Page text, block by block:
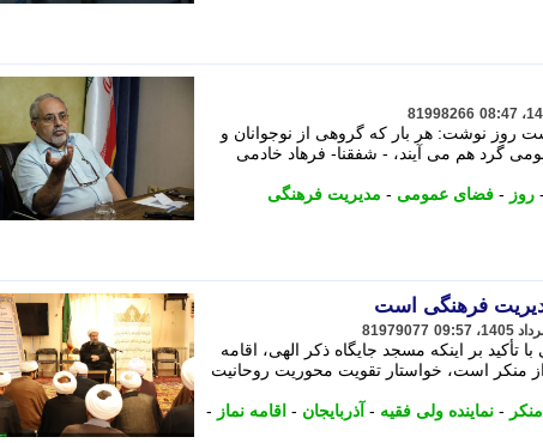
81998266
روز نوشت: هر بار که گروهی از نوجوانان و
گرد هم می آیند، - شفقنا- فرهاد خادمی
- روز - فضای عمومی - مدیریت فرهنگی
فرهنگی است
81979077
تأکید بر اینکه مسجد جایگاه ذکر الهی، اقامه
منکر است، خواستار تقویت محوریت روحانیت
- نماینده ولی فقیه - آذربایجان - اقامه نماز -